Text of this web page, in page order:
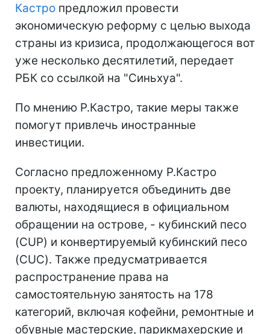
Кастро предложил провести
экономическую реформу с целью выхода
страны из кризиса, продолжающегося вот
уже несколько десятилетий, передает
РБК со ссылкой на "Синьхуа".
По мнению Р.Кастро, такие меры также
помогут привлечь иностранные
инвестиции.
Согласно предложенному Р.Кастро
проекту, планируется объединить две
валюты, находящиеся в официальном
обращении на острове, - кубинский песо
(CUP) и конвертируемый кубинский песо
(CUC). Также предусматривается
распространение права на
самостоятельную занятость на 178
категорий, включая кофейни, ремонтные и
обувные мастерские, парикмахерские и